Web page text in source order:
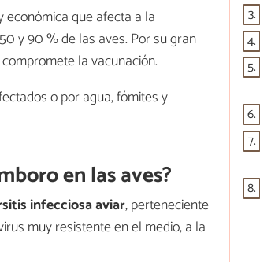
que afecta a la
y 90 % de las aves. Por su gran
la vacunación.
o por agua, fómites y
en las aves?
infecciosa aviar, perteneciente
muy resistente en el medio, a la
3.
4.
5.
6.
7.
8.